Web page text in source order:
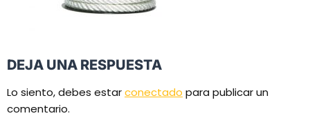
DEJA UNA RESPUESTA
Lo siento, debes estarconectado para publicar un
comentario.